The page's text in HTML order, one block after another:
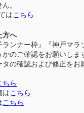
。
はこちら
方へ
ランナー枠』『神戸マ
のご確認をお願いしま
の確認および修正をお
ちら
はこちら
こちら